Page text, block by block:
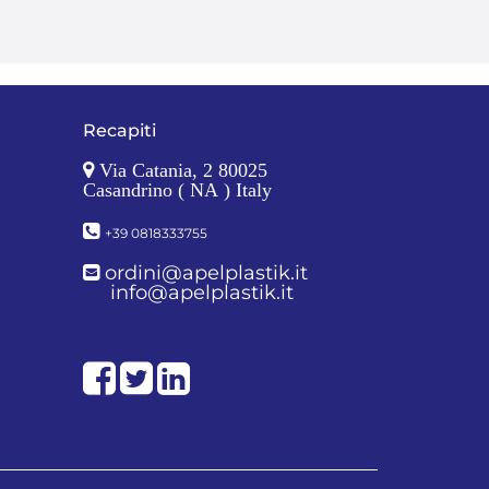
Recapiti
Via Catania, 2 80025
Casandrino ( NA ) Italy
+39 0818333755
ordini@apelplastik.it
info@apelplastik.it
Facebook
TwitterLinkedIn